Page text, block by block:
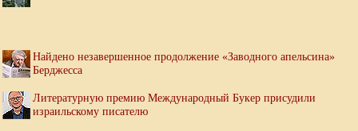
Найдено незавершенное продолжение «Заводного апельсина»
Берджесса
Литературную премию Международный Букер присудили
израильскому писателю